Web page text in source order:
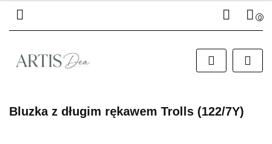
Zaloguj się
Zarejestruj się
0
Bluzka z długim rękawem Trolls (122/7Y)